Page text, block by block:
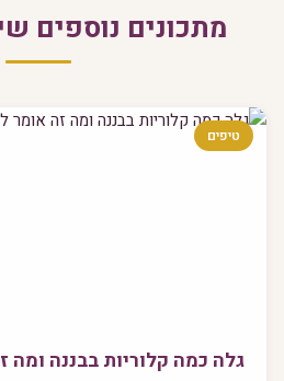
מתכונים נוספים
טיפים
גלה כמה קלוריות בבננה ומה